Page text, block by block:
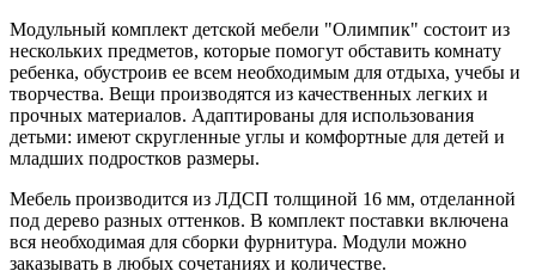
Модульный комплект детской мебели "Олимпик" состоит из
нескольких предметов, которые помогут обставить комнату
ребенка, обустроив ее всем необходимым для отдыха, учебы и
творчества. Вещи производятся из качественных легких и
прочных материалов. Адаптированы для использования
детьми: имеют скругленные углы и комфортные для детей и
младших подростков размеры.
Мебель производится из ЛДСП толщиной 16 мм, отделанной
под дерево разных оттенков. В комплект поставки включена
вся необходимая для сборки фурнитура. Модули можно
заказывать в любых сочетаниях и количестве.